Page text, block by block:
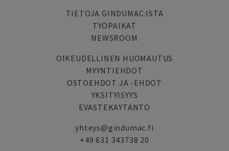
TIETOJA GINDUMAC:ISTA
TYÖPAIKAT
NEWSROOM
OIKEUDELLINEN HUOMAUTUS
MYYNTIEHDOT
OSTOEHDOT JA -EHDOT
YKSITYISYYS
EVASTEKAYTANTO
yhteys@gindumac.fi
+49 631 343738 20